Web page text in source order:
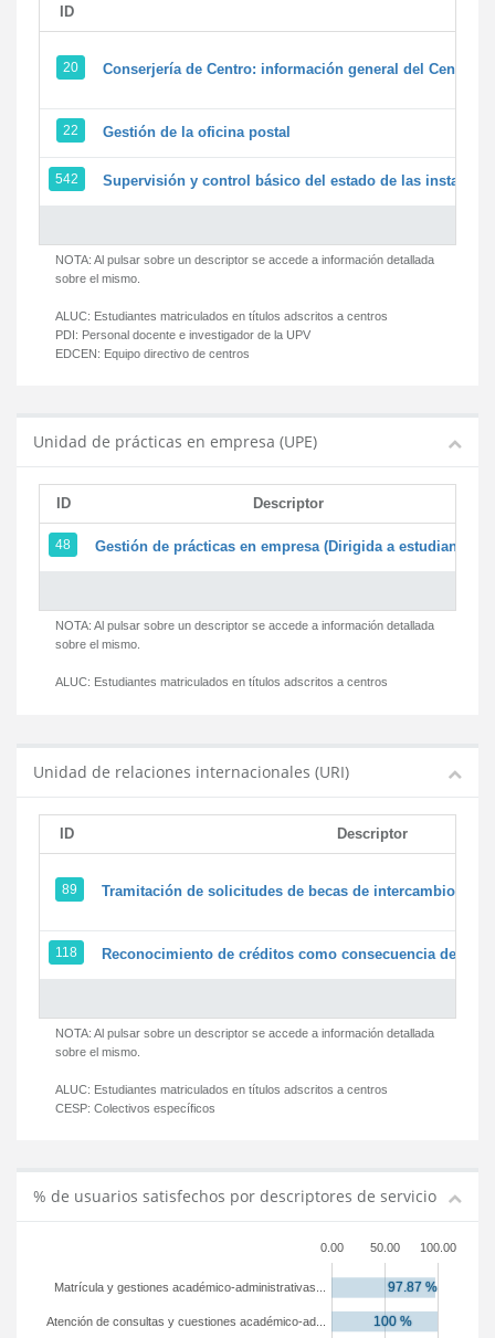
ID
20 Conserjería de Centro: información general del Centro y
22 Gestión de la oficina postal
542 Supervisión y control básico del estado de las
NOTA: Al pulsar sobre un descriptor se accede a información detallada
sobre el mismo.
ALUC: Estudiantes matriculados en títulos adscritos a centros
PDI: Personal docente e investigador de la UPV
EDCEN: Equipo directivo de centros
Unidad de prácticas en empresa (UPE)
ID Descriptor
48 Gestión de prácticas en empresa (Dirigida a estudiantes)
NOTA: Al pulsar sobre un descriptor se accede a información detallada
sobre el mismo.
ALUC: Estudiantes matriculados en títulos adscritos a centros
Unidad de relaciones internacionales (URI)
ID Descriptor
89 Tramitación de solicitudes de becas de intercambio
118 Reconocimiento de créditos como consecuencia de un
NOTA: Al pulsar sobre un descriptor se accede a información detallada
sobre el mismo.
ALUC: Estudiantes matriculados en títulos adscritos a centros
CESP: Colectivos específicos
% de usuarios satisfechos por descriptores de servicio
0.00 50.00 100.00
Atención de consultas y cuestiones académico-ad...
Matrícula y gestiones académico-administrativas...